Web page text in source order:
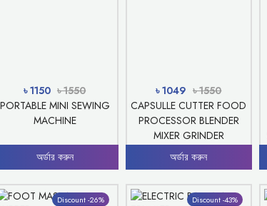
৳ 1150 ৳ 1550
PORTABLE MINI SEWING
MACHINE
অর্ডার করুন
৳ 1049 ৳ 1550
CAPSULLE CUTTER FOOD
PROCESSOR BLENDER
MIXER GRINDER
অর্ডার করুন
Discount -26% Discount -43%